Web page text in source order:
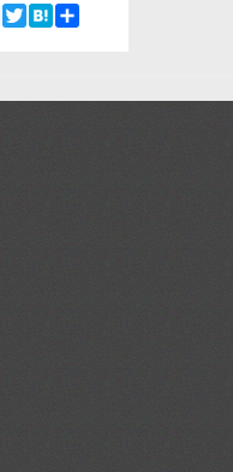
Facebook
Twitter
Hatena